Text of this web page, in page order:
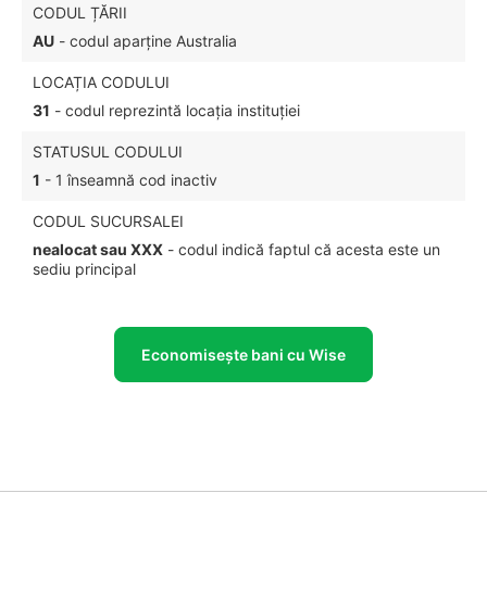
CODUL ȚĂRII
AU - codul aparține Australia
LOCAȚIA CODULUI
31 - codul reprezintă locația instituției
STATUSUL CODULUI
1 - 1 înseamnă cod inactiv
CODUL SUCURSALEI
nealocat sau XXX - codul indică faptul că acesta este un
sediu principal
Economisește bani cu Wise